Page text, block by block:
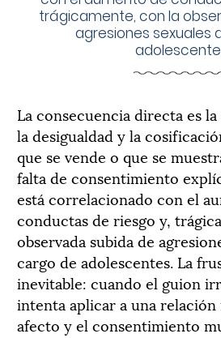
trágicamente, con la
agresiones sexuales
La consecuencia directa es
la desigualdad y la
que se vende o que se
falta de consentimiento
está correlacionado con el
conductas de riesgo y,
observada subida de
cargo de adolescentes. La
inevitable: cuando el guion
intenta aplicar a una relación
afecto y el consentimiento